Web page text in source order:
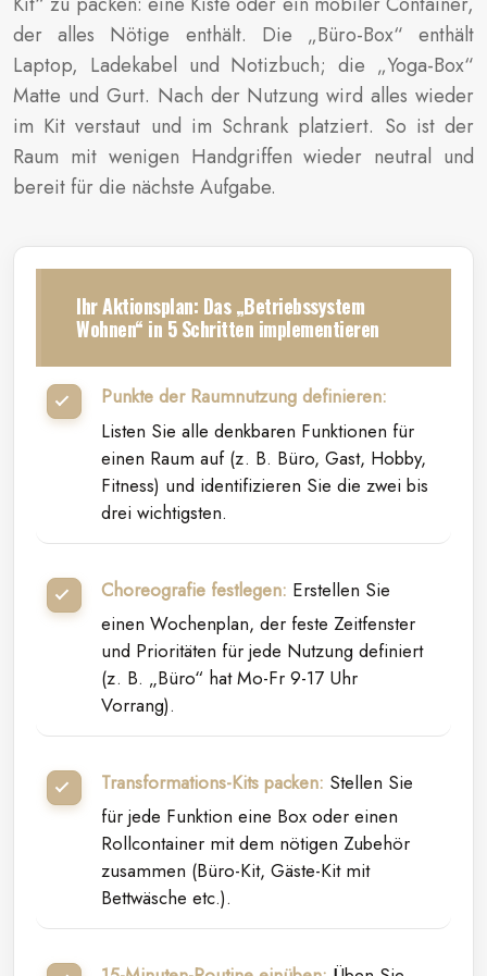
der alles Nötige enthält. Die „Büro-Box“ enthält
Laptop, Ladekabel und Notizbuch; die „Yoga-Box“
Matte und Gurt. Nach der Nutzung wird alles wieder
im Kit verstaut und im Schrank platziert. So ist der
Raum mit wenigen Handgriffen wieder neutral und
bereit für die nächste Aufgabe.
Ihr Aktionsplan: Das „Betriebssystem
Wohnen“ in 5 Schritten implementieren
Punkte der Raumnutzung definieren:
Listen Sie alle denkbaren Funktionen für
einen Raum auf (z. B. Büro, Gast, Hobby,
Fitness) und identifizieren Sie die zwei bis
drei wichtigsten.
Choreografie festlegen: Erstellen Sie
einen Wochenplan, der feste Zeitfenster
und Prioritäten für jede Nutzung definiert
(z. B. „Büro“ hat Mo-Fr 9-17 Uhr
Vorrang).
Transformations-Kits packen: Stellen Sie
für jede Funktion eine Box oder einen
Rollcontainer mit dem nötigen Zubehör
zusammen (Büro-Kit, Gäste-Kit mit
Bettwäsche etc.).